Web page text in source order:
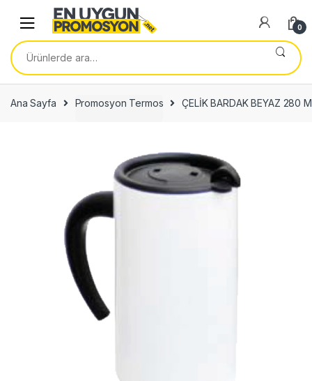
navigation
content
0
Ara:
Ana Sayfa Promosyon Termos ÇELİK BARDAK BEYAZ 280